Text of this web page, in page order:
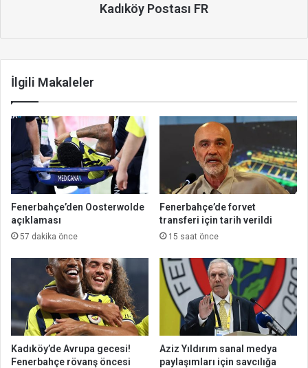
Kadıköy Postası FR
İlgili Makaleler
Fenerbahçe’den Oosterwolde
açıklaması
57 dakika önce
Fenerbahçe’de forvet
transferi için tarih verildi
15 saat önce
Kadıköy’de Avrupa gecesi!
Fenerbahçe rövanş öncesi
Aziz Yıldırım sanal medya
paylaşımları için savcılığa